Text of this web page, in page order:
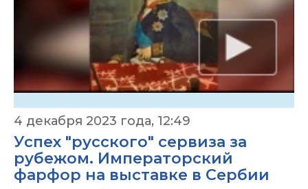
4 декабря 2023 года, 12:49
Успех "русского" сервиза за
рубежом. Императорский
фарфор на выставке в Сербии